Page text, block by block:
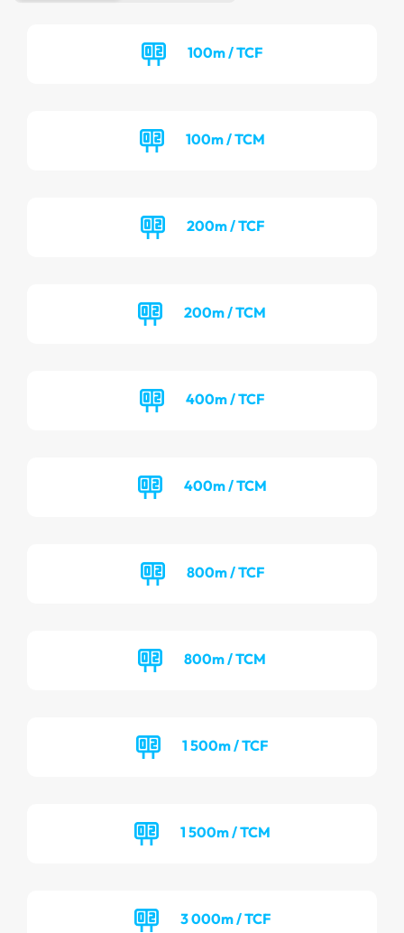
100m / TCF
100m / TCM
200m / TCF
200m / TCM
400m / TCF
400m / TCM
800m / TCF
800m / TCM
1 500m / TCF
1 500m / TCM
3 000m / TCF